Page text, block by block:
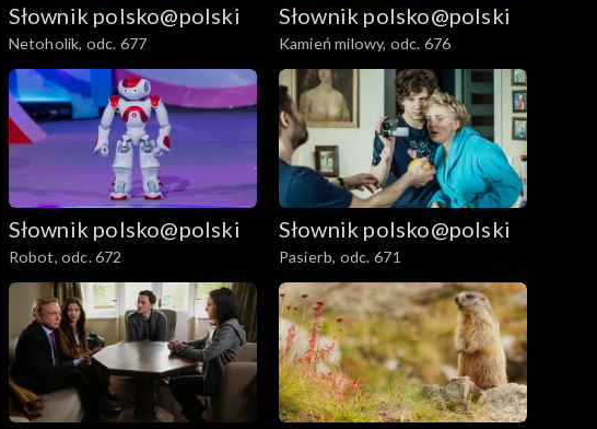
Słownik polsko@polski
Netoholik, odc. 677
Słownik polsko@polski
Kamień milowy, odc. 676
Słownik polsko@polski
Robot, odc. 672
Słownik polsko@polski
Pasierb, odc. 671